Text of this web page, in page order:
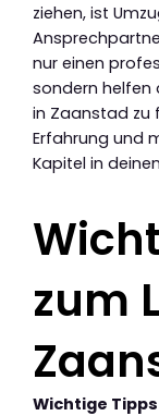
ziehen, ist
nur einen
sondern helfen
in Zaanstad zu
Erfahrung und
Kapitel in
zum
Wichtige